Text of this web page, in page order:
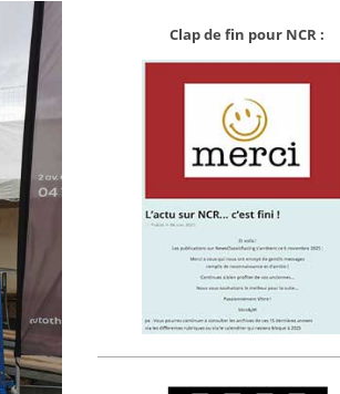
Clap de fin pour NCR :